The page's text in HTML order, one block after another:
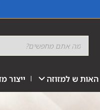
האות ש למזוזה ייצור